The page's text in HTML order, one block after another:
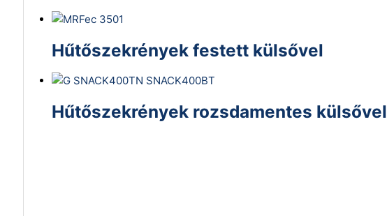
Hűtőszekrények festett külsővel
Hűtőszekrények rozsdamentes külsővel